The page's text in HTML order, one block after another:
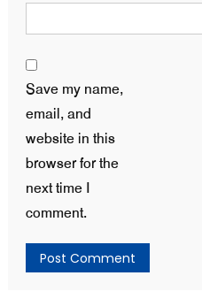
Save my name,
email, and
website in this
browser for the
next time I
comment.